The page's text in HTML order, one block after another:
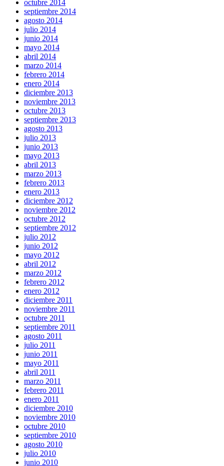
octubre 2014
septiembre 2014
agosto 2014
julio 2014
junio 2014
mayo 2014
abril 2014
marzo 2014
febrero 2014
enero 2014
diciembre 2013
noviembre 2013
octubre 2013
septiembre 2013
agosto 2013
julio 2013
junio 2013
mayo 2013
abril 2013
marzo 2013
febrero 2013
enero 2013
diciembre 2012
noviembre 2012
octubre 2012
septiembre 2012
julio 2012
junio 2012
mayo 2012
abril 2012
marzo 2012
febrero 2012
enero 2012
diciembre 2011
noviembre 2011
octubre 2011
septiembre 2011
agosto 2011
julio 2011
junio 2011
mayo 2011
abril 2011
marzo 2011
febrero 2011
enero 2011
diciembre 2010
noviembre 2010
octubre 2010
septiembre 2010
agosto 2010
julio 2010
junio 2010